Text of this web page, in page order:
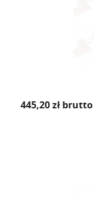
445,20 zł brutto